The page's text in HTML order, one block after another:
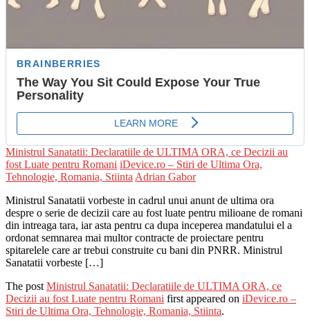
Ministrul Sanatatii: Declaratiile de ULTIMA ORA, ce Decizii au
fost Luate pentru Romani iDevice.ro – Stiri de Ultima Ora,
Tehnologie, Romania, Stiinta Adrian Gabor
Ministrul Sanatatii vorbeste in cadrul unui anunt de ultima ora
despre o serie de decizii care au fost luate pentru milioane de romani
din intreaga tara, iar asta pentru ca dupa inceperea mandatului el a
ordonat semnarea mai multor contracte de proiectare pentru
spitarelele care ar trebui construite cu bani din PNRR. Ministrul
Sanatatii vorbeste […]
The post Ministrul Sanatatii: Declaratiile de ULTIMA ORA, ce
Decizii au fost Luate pentru Romani first appeared on iDevice.ro –
Stiri de Ultima Ora, Tehnologie, Romania, Stiinta.